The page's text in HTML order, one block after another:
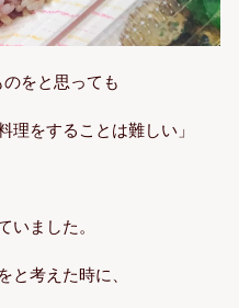
のをと思っても
をすることは難しい」
いました。
と考えた時に、